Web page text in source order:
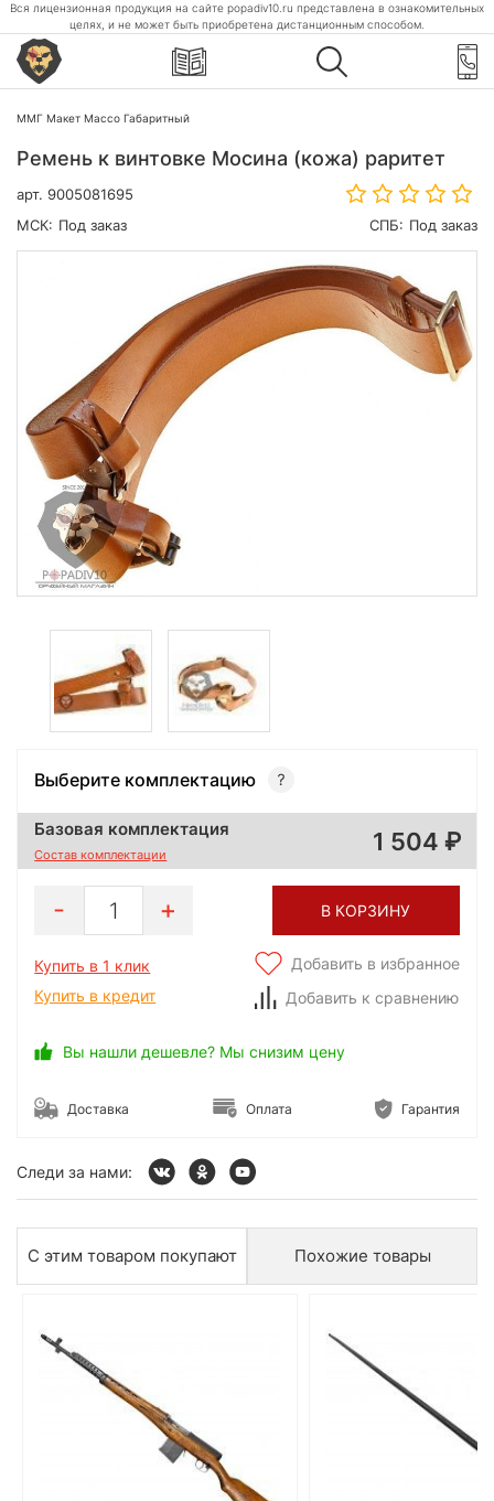
Вся лицензионная продукция на сайте popadiv10.ru представлена в ознакомительных
целях, и не может быть приобретена дистанционным способом.
ММГ Макет Массо Габаритный
Ремень к винтовке Мосина (кожа) раритет
арт. 9005081695
МСК: Под заказ СПБ: Под заказ
Выберите комплектацию
Базовая комплектация
Состав комплектации 1 504
1 В КОРЗИНУ
Купить в 1 клик
Купить в кредит
Добавить в избранное
Добавить к сравнению
Вы нашли дешевле? Мы снизим цену
Доставка Оплата Гарантия
Следи за нами:
С этим товаром покупают Похожие товары